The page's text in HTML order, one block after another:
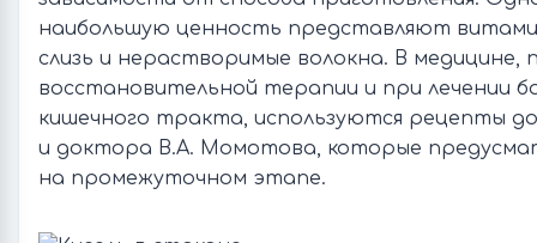
наибольшую ценность представляют
слизь и нерастворимые волокна. В медицине,
восстановительной терапии и при лечении
кишечного тракта, используются рецепты
и доктора В.А. Момотова, которые
на промежуточном этапе.